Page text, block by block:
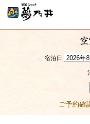
宿泊日
ご予約確